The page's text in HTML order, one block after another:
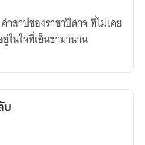
ำสาปของราชาปีศาจ ที่ไม่เคย
ในใจที่เย็นชามานาน
บ